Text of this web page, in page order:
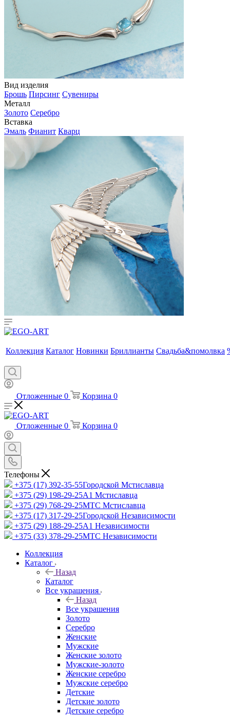
Вид изделия
Брошь Пирсинг Сувениры
Металл
Золото Серебро
Вставка
Эмаль Фианит Кварц
Коллекция Каталог Новинки Бриллианты Свадьба&помолвка
Отложенные 0 Корзина 0
Отложенные 0 Корзина 0
Телефоны
+375 (17) 392-35-55Городской Мстиславца
+375 (29) 198-29-25A1 Мстиславца
+375 (29) 768-29-25МТС Мстиславца
+375 (17) 317-29-25Городской Независимости
+375 (29) 188-29-25A1 Независимости
+375 (33) 378-29-25МТС Независимости
Коллекция
Каталог
Назад
Каталог
Все украшения
Назад
Все украшения
Золото
Серебро
Женские
Мужские
Женские золото
Мужские-золото
Женские серебро
Мужские серебро
Детские
Детские золото
Детские серебро